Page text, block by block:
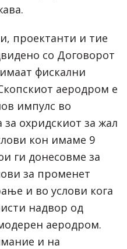
проектанти и тие
со Договорот
фискални
аеродром е
импулс во
за охридскиот за жал
кон имаме 9
ги донесовме за
за променет
и во услови кога
надвор од
аеродром.
и на